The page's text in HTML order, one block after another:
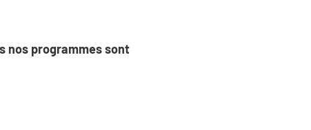
nos programmes sont